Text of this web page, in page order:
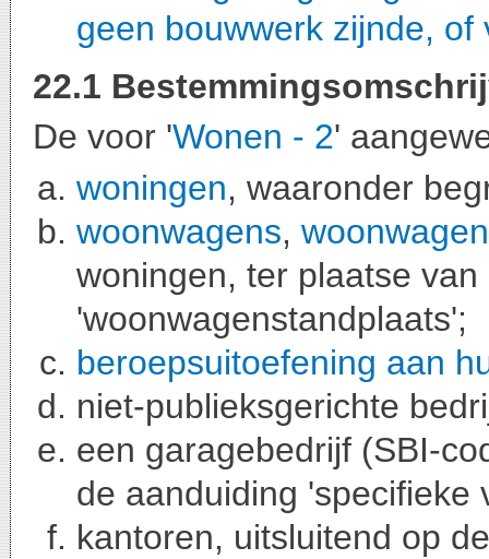
geen bouwwerk zijnde,
22.1
De voor 'Wonen - 2'
woningen, waaronder
woonwagens,
woningen, ter plaatse
'woonwagenstandplaats';
beroepsuitoefening aan
niet-publieksgerichte
een garagebedrijf (SBI-
de aanduiding 'specifieke
kantoren, uitsluitend op